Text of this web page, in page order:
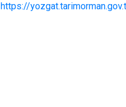
https://